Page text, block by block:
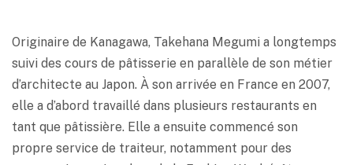
Originaire de Kanagawa, Takehana Megumi a longtemps
suivi des cours de pâtisserie en parallèle de son métier
d’architecte au Japon. À son arrivée en France en 2007,
elle a d’abord travaillé dans plusieurs restaurants en
tant que pâtissière. Elle a ensuite commencé son
propre service de traiteur, notamment pour des